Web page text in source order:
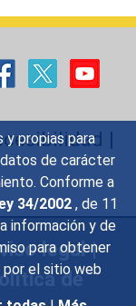
propias para
de carácter
Conforme a
34/2002 , de 11
información y de
para obtener
el sitio web
|
legal|
de